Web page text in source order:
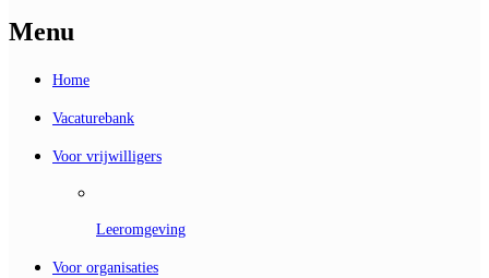
Menu
Home
Vacaturebank
Voor vrijwilligers
Leeromgeving
Voor organisaties